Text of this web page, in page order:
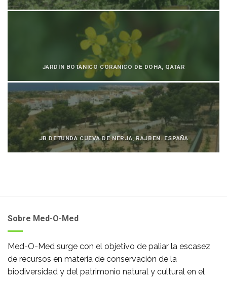
JARDÍN BOTÁNICO CORÁNICO DE DOHA, QATAR
JB DETUNDA CUEVA DE NERJA, RAJBEN. ESPAÑA
Sobre Med-O-Med
Med-O-Med surge con el objetivo de paliar la escasez
de recursos en materia de conservación de la
biodiversidad y del patrimonio natural y cultural en el